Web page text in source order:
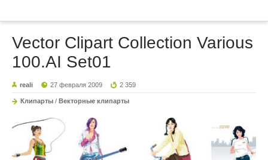
Vector Clipart Collection Various
100.AI Set01
reali 27 февраля 2009 2 359
Клипарты / Векторные клипарты